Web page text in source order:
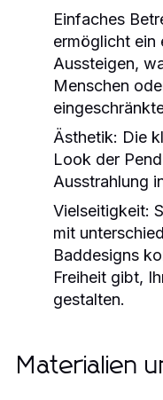
Einfaches
ermöglicht ein
Aussteigen,
Menschen
Ästhetik: Die
Look der
Ausstrahlung
Vielseitigkeit:
mit
Baddesigns
Freiheit gibt,
gestalten.
Materialien